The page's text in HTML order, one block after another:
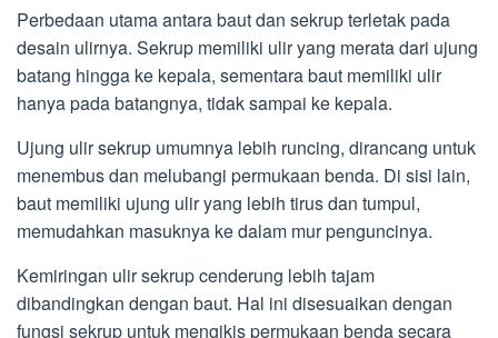
Perbedaan utama antara baut dan sekrup terletak pada
desain ulirnya. Sekrup memiliki ulir yang merata dari ujung
batang hingga ke kepala, sementara baut memiliki ulir
hanya pada batangnya, tidak sampai ke kepala.
Ujung ulir sekrup umumnya lebih runcing, dirancang untuk
menembus dan melubangi permukaan benda. Di sisi lain,
baut memiliki ujung ulir yang lebih tirus dan tumpul,
memudahkan masuknya ke dalam mur penguncinya.
Kemiringan ulir sekrup cenderung lebih tajam
dibandingkan dengan baut. Hal ini disesuaikan dengan
fungsi sekrup untuk mengikis permukaan benda secara